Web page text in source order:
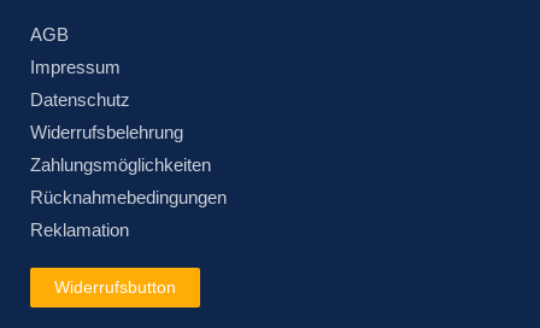
AGB
Impressum
Datenschutz
Widerrufsbelehrung
Zahlungsmöglichkeiten
Rücknahmebedingungen
Reklamation
Widerrufsbutton